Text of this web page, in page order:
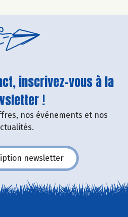
inscrivez-vous à la
!
nos événements et nos
newsletter